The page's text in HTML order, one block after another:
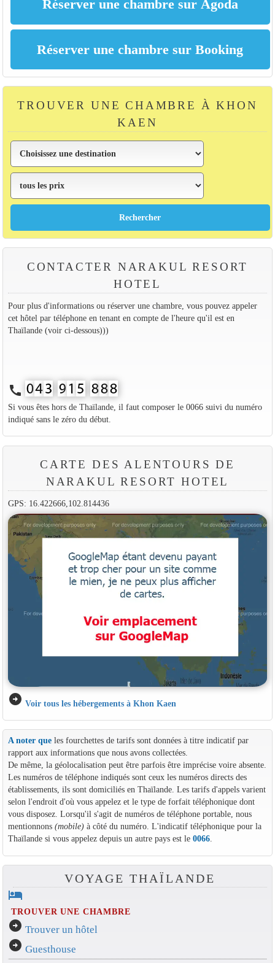
TROUVER UNE CHAMBRE À KHON
KAEN
CONTACTER NARAKUL RESORT
HOTEL
Pour plus d'informations ou réserver une chambre, vous pouvez appeler
cet hôtel par téléphone en tenant en compte de l'heure qu'il est en
Thaïlande (voir ci-dessous)))
call
Si vous êtes hors de Thaïlande, il faut composer le 0066 suivi du numéro
indiqué sans le zéro du début.
CARTE DES ALENTOURS DE
NARAKUL RESORT HOTEL
GPS: 16.422666,102.814436
arrow_circle_right Voir tous les hébergements à Khon Kaen
A noter queles fourchettes de tarifs sont données à titre indicatif par
rapport aux informations que nous avons collectées.
De même, la géolocalisation peut être parfois être imprécise voire absente.
Les numéros de téléphone indiqués sont ceux les numéros directs des
établissements, ils sont domiciliés en Thaïlande. Les tarifs d'appels varient
selon l'endroit d'où vous appelez et le type de forfait téléphonique dont
vous disposez. Lorsqu'il s'agit de numéros de téléphone portable, nous
mentionnons (mobile)à côté du numéro. L'indicatif téléphonique pour la
Thaïlande si vous appelez depuis un autre pays est le 0066.
VOYAGE THAÏLANDE
hotel
TROUVER UNE CHAMBRE
arrow_circle_right Trouver un hôtel
arrow_circle_right Guesthouse